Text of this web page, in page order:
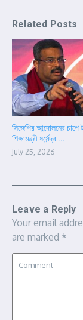
Related Posts
সিজেপির আন্দোলনের চাপে
শিক্ষামন্ত্রী ধর্মেন্দ্র ...
July 25, 2026
Leave a Reply
Your email
are marked *